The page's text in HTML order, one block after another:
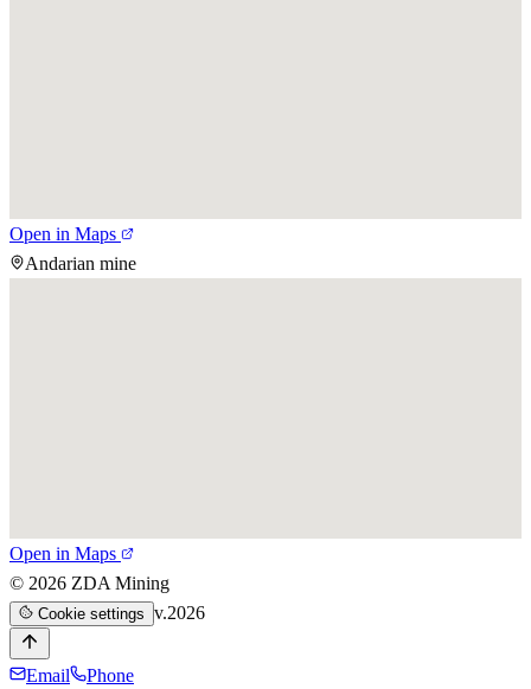
Open in Maps
Andarian mine
Open in Maps
© 2026 ZDA Mining
Cookie settings v.2026
Email Phone